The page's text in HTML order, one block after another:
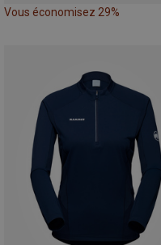
Vous économisez 29%